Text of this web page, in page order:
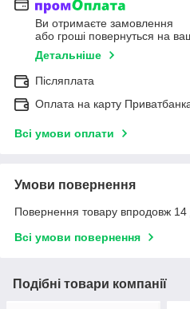
Ви отримаєте замовлення
або гроші повернуться на
Детальніше
Післяплата
Оплата на карту
Всі умови оплати
Умови повернення
Повернення товару впродовж 14
Всі умови повернення
Подібні товари компанії